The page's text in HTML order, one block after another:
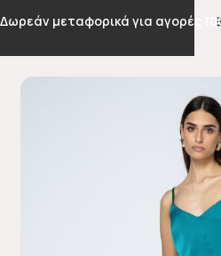
Δωρεάν μεταφορικά για αγορές